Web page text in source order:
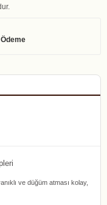
ve düğüm atması kolay,